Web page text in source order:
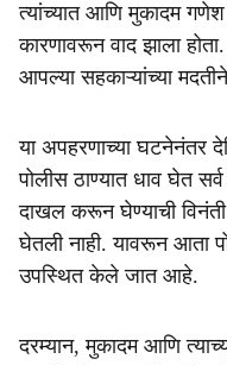
त्यांच्यात आणि मुकादम गणेश
कारणावरून वाद झाला
आपल्या सहकाऱ्यांच्या
या अपहरणाच्या घटनेनंतर
पोलीस ठाण्यात धाव घेत
दाखल करून घेण्याची विनंती
घेतली नाही. यावरून आता
उपस्थित केले जात आहे.
दरम्यान, मुकादम आणि